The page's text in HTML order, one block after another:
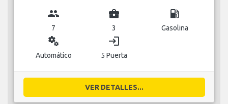
group
7
business_center
3
local_gas_station
Gasolina
miscellaneous_services
Automático
login
5 Puerta
VER DETALLES...